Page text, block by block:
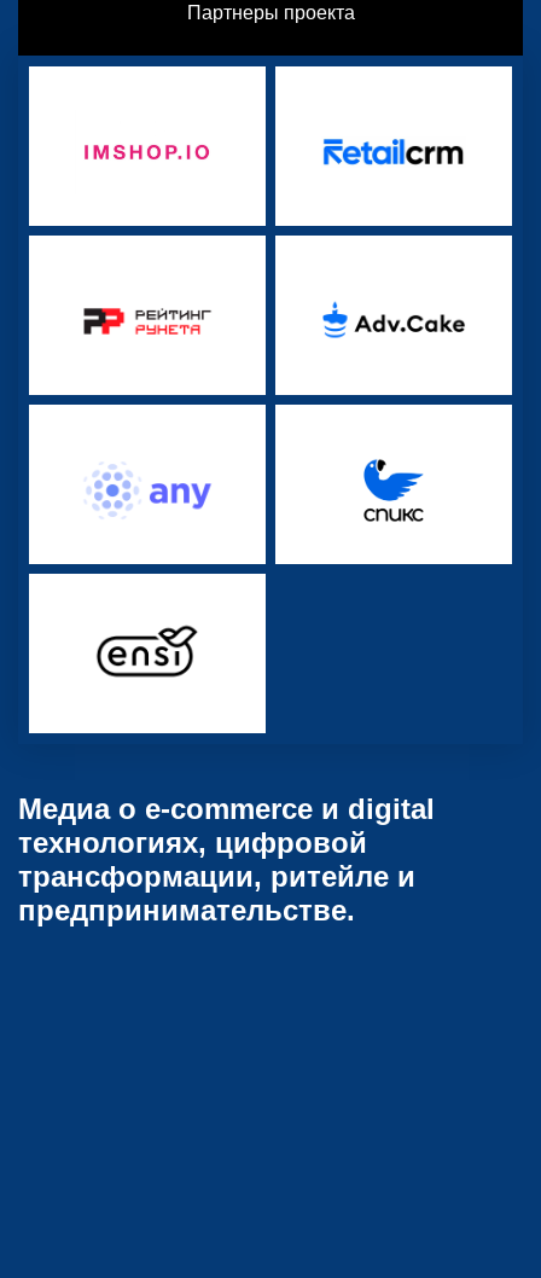
Партнеры проекта
Медиа о e-commerce и digital
технологиях, цифровой
трансформации, ритейле и
предпринимательстве.